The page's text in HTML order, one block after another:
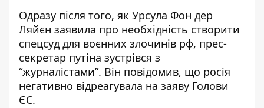
Одразу після того, як Урсула Фон дер
Ляйєн заявила про необхідність створити
спецсуд для воєнних злочинів рф, прес-
секретар путіна зустрівся з
“журналістами”. Він повідомив, що росія
негативно відреагувала на заяву Голови
ЄС.